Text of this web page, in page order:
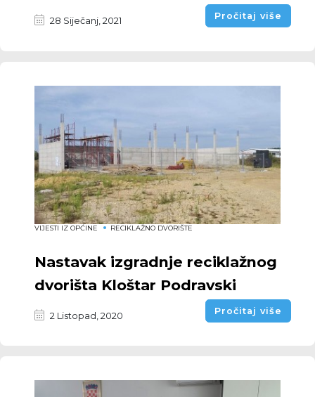
28 Siječanj, 2021 Pročitaj više
VIJESTI IZ OPĆINE RECIKLAŽNO DVORIŠTE
Nastavak izgradnje reciklažnog
dvorišta Kloštar Podravski
2 Listopad, 2020 Pročitaj više